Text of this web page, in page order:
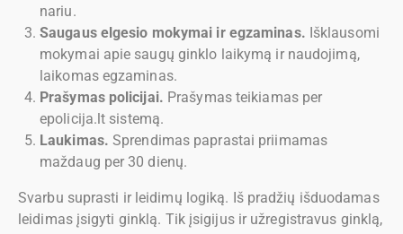
nariu.
Saugaus elgesio mokymai ir egzaminas. Išklausomi
mokymai apie saugų ginklo laikymą ir naudojimą,
laikomas egzaminas.
Prašymas policijai. Prašymas teikiamas per
epolicija.lt sistemą.
Laukimas. Sprendimas paprastai priimamas
maždaug per 30 dienų.
Svarbu suprasti ir leidimų logiką. Iš pradžių išduodamas
leidimas įsigyti ginklą. Tik įsigijus ir užregistravus ginklą,